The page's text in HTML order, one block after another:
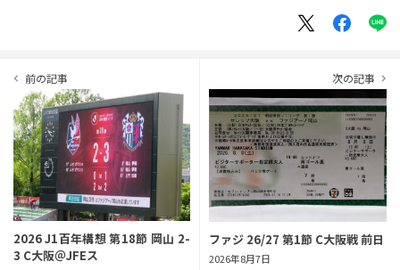
navigate_before 前の記事
2026 J1百年構想 第18節 岡山 2-
3 C大阪＠JFEス
次の記事 navigate_next
ファジ 26/27 第1節 C大阪戦 前日
2026年8月7日